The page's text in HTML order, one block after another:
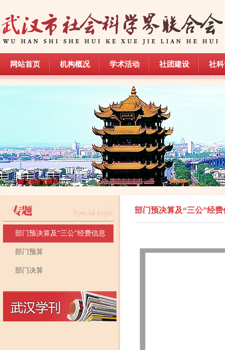
网站首页
网站首页
机构概况
机构概况
学术活动
学术活动
社团建设
社团建设
社
部门预决算及“三公”经费信息
部门预算
部门决算
部门预决算及“三公”经费